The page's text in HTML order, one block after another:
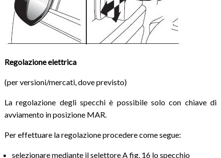
Regolazioneelettrica
(per versioni/mercati, dove previsto)
La regolazione degli specchi è possibile solo con chiave di
avviamento in posizione MAR.
Per effettuare la regolazione procedere come segue:
selezionare mediante il selettore A fig. 16 lo specchio